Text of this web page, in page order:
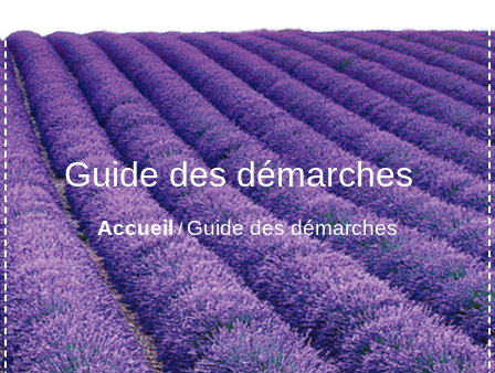
Guide des démarches
Accueil/Guide des démarches